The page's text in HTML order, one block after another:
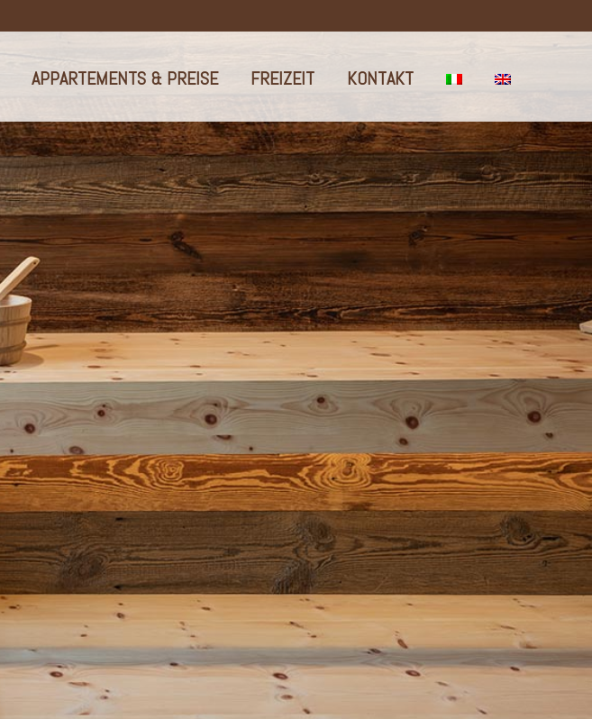
APPARTEMENTS & PREISE FREIZEIT KONTAKT